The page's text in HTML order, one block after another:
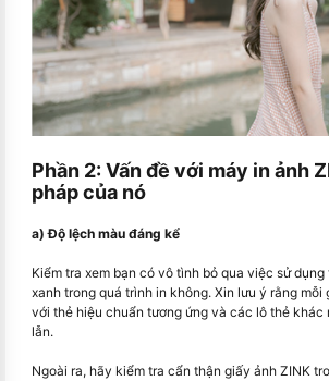
Phần 2: Vấn đề với máy in ảnh
pháp của nó
a) Độ lệch màu đáng kể
Kiểm tra xem bạn có vô tình bỏ qua việc sử
xanh trong quá trình in không. Xin lưu ý rằng mỗi
với thẻ hiệu chuẩn tương ứng và các lô thẻ khác
lẫn.
Ngoài ra, hãy kiểm tra cẩn thận giấy ảnh ZINK